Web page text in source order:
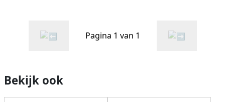
Pagina 1 van 1
Bekijk ook